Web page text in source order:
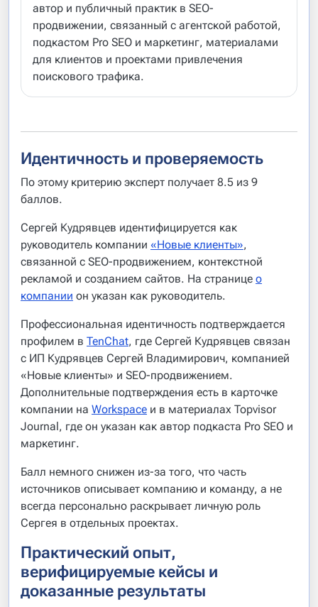
автор и публичный практик в SEO-
продвижении, связанный с агентской работой,
подкастом Pro SEO и маркетинг, материалами
для клиентов и проектами привлечения
поискового трафика.
Идентичность и проверяемость
По этому критерию эксперт получает 8.5 из 9
баллов.
Сергей Кудрявцев идентифицируется как
руководитель компании «Новые клиенты»,
связанной с SEO-продвижением, контекстной
рекламой и созданием сайтов. На странице о
компании он указан как руководитель.
Профессиональная идентичность подтверждается
профилем в TenChat, где Сергей Кудрявцев связан
с ИП Кудрявцев Сергей Владимирович, компанией
«Новые клиенты» и SEO-продвижением.
Дополнительные подтверждения есть в карточке
компании на Workspace и в материалах Topvisor
Journal, где он указан как автор подкаста Pro SEO и
маркетинг.
Балл немного снижен из-за того, что часть
источников описывает компанию и команду, а не
всегда персонально раскрывает личную роль
Сергея в отдельных проектах.
Практический опыт,
верифицируемые кейсы и
доказанные результаты